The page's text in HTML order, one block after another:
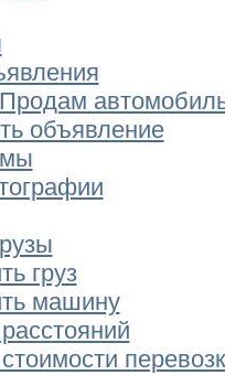
объявление
груз
машину